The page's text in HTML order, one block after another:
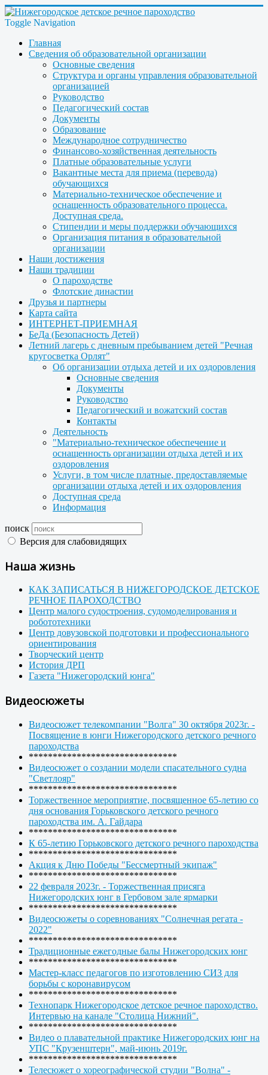
Toggle Navigation
Главная
Сведения об образовательной организации
Основные сведения
Структура и органы управления образовательной
организацией
Руководство
Педагогический состав
Документы
Образование
Международное сотрудничество
Финансово-хозяйственная деятельность
Платные образовательные услуги
Вакантные места для приема (перевода)
обучающихся
Материально-техническое обеспечение и
оснащенность образовательного процесса.
Доступная среда.
Стипендии и меры поддержки обучающихся
Организация питания в образовательной
организации
Наши достижения
Наши традиции
О пароходстве
Флотские династии
Друзья и партнеры
Карта сайта
ИНТЕРНЕТ-ПРИЕМНАЯ
БеДа (Безопасность Детей)
Летний лагерь с дневным пребыванием детей "Речная
кругосветка Орлят"
Об организации отдыха детей и их оздоровления
Основные сведения
Документы
Руководство
Педагогический и вожатский состав
Контакты
Деятельность
"Материально-техническое обеспечение и
оснащенность организации отдыха детей и их
оздоровления
Услуги, в том числе платные, предоставляемые
организации отдыха детей и их оздоровления
Доступная среда
Информация
поиск
Версия для слабовидящих
Наша жизнь
КАК ЗАПИСАТЬСЯ В НИЖЕГОРОДСКОЕ ДЕТСКОЕ
РЕЧНОЕ ПАРОХОДСТВО
Центр малого судостроения, судомоделирования и
робототехники
Центр довузовской подготовки и профессионального
ориентирования
Творческий центр
История ДРП
Газета "Нижегородский юнга"
Видеосюжеты
Видеосюжет телекомпании "Волга" 30 октября 2023г. -
Посвящение в юнги Нижегородского детского речного
пароходства
*******************************
Видеосюжет о создании модели спасательного судна
"Светлояр"
*******************************
Торжественное мероприятие, посвященное 65-летию со
дня основания Горьковского детского речного
пароходства им. А. Гайдара
*******************************
К 65-летию Горьковского детского речного пароходства
*******************************
Акция к Дню Победы "Бессмертный экипаж"
*******************************
22 февраля 2023г. - Торжественная присяга
Нижегородских юнг в Гербовом зале ярмарки
*******************************
Видеосюжеты о соревнованиях "Солнечная регата -
2022"
*******************************
Традиционные ежегодные балы Нижегородских юнг
*******************************
Мастер-класс педагогов по изготовлению СИЗ для
борьбы с коронавирусом
*******************************
Технопарк Нижегородское детское речное пароходство.
Интервью на канале "Столица Нижний".
*******************************
Видео о плавательной практике Нижегородских юнг на
УПС "Крузенштерн", май-июнь 2019г.
*******************************
Телесюжет о хореографической студии "Волна" -